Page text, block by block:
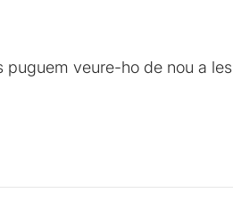
puguem veure-ho de nou a les